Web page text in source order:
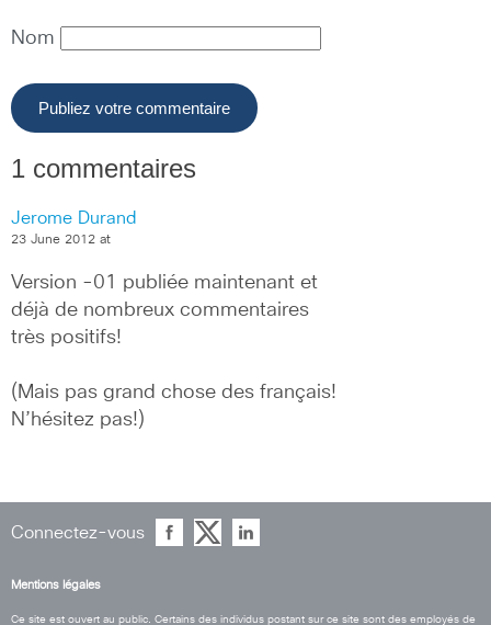
Nom
1 commentaires
Jerome Durand
23 June 2012 at
Version -01 publiée maintenant et
déjà de nombreux commentaires
très positifs!
(Mais pas grand chose des français!
N’hésitez pas!)
Connectez-vous
Mentions légales
Ce site est ouvert au public. Certains des individus postant sur ce site sont des employés de